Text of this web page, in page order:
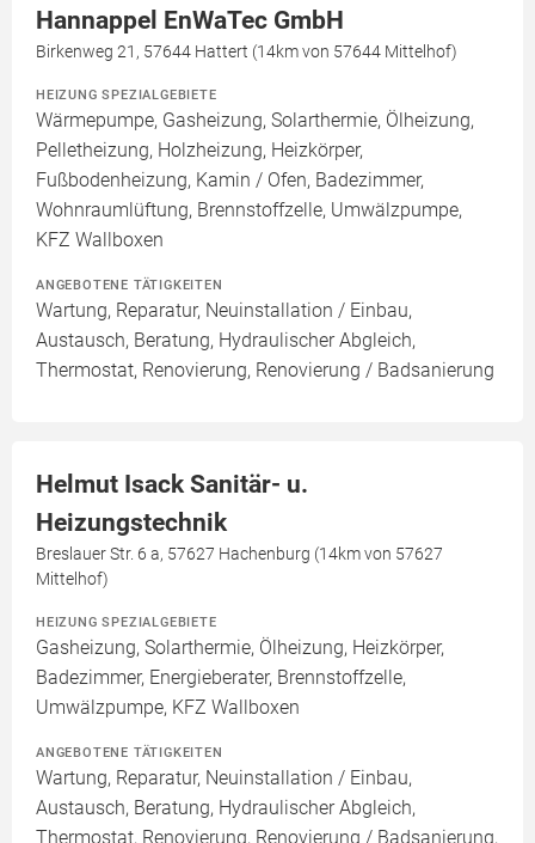
Hannappel EnWaTec GmbH
Birkenweg 21, 57644 Hattert (14km von 57644 Mittelhof)
HEIZUNG SPEZIALGEBIETE
Wärmepumpe, Gasheizung, Solarthermie, Ölheizung,
Pelletheizung, Holzheizung, Heizkörper,
Fußbodenheizung, Kamin / Ofen, Badezimmer,
Wohnraumlüftung, Brennstoffzelle, Umwälzpumpe,
KFZ Wallboxen
ANGEBOTENE TÄTIGKEITEN
Wartung, Reparatur, Neuinstallation / Einbau,
Austausch, Beratung, Hydraulischer Abgleich,
Thermostat, Renovierung, Renovierung / Badsanierung
Helmut Isack Sanitär- u.
Heizungstechnik
Breslauer Str. 6 a, 57627 Hachenburg (14km von 57627
Mittelhof)
HEIZUNG SPEZIALGEBIETE
Gasheizung, Solarthermie, Ölheizung, Heizkörper,
Badezimmer, Energieberater, Brennstoffzelle,
Umwälzpumpe, KFZ Wallboxen
ANGEBOTENE TÄTIGKEITEN
Wartung, Reparatur, Neuinstallation / Einbau,
Austausch, Beratung, Hydraulischer Abgleich,
Thermostat, Renovierung, Renovierung / Badsanierung,